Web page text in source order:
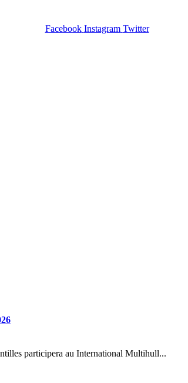
Facebook Instagram Twitter
participera au International Multihull...